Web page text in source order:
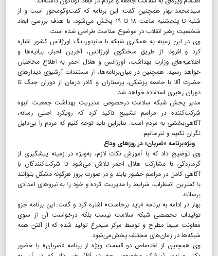
سیدمحمد بهار همچنین گفت: این برنامه که گفت‌وگو‌محور است و از
شنبه تا پنجشنبه ساعت ۱۸ تا ۱۹ پخش می‌شود، با هدف بررسی ابعاد
شخصیت رهبر انقلاب در موضوع سلامت طراحی شده است.
وی در این زمینه به همکاری شبکه با مانیتورینگ اورژانس کشور اشاره
کرد و افزود: از طریق سخنگوی اورژانس، آخرین اخبار، بیانیه‌ها و
اطلاعیه‌های وزارت بهداشت، اورژانس و هلال ‌احمر به اطلاع‌ مخاطبان
خواهد رسید. همچنین در میان‌برنامه‌ها، از مستندات آرشیوی دیدار‌های
حضرت آقا با جامعه پزشکی، پرستاران و کادر درمان از دوران جنگ تا
دوران رهبری استفاده خواهد شد.
مدیر پخش شبکه سلامت‌ در‌خصوص مدیریت بهداشت جمعیت انبوه
شرکت‌کننده در مراسم تشییع تاکید کرد که رویکرد اصلی رسانه،
آگاهی‌بخشی به مردم است. بنابراین باید توجه کنیم که مردم را بی‌دلیل
نگران نکنیم و نترسانیم.
ویژه‌برنامه «ضربان» در روزهای وداع
وی توضیح داد که با آموزش نکات لازم، به‌ویژه در زمینه پیشگیری از
گرمازدگی با مشارکت هلال ‌احمر تلاش می‌شود تا شرکت‌کنندگان با
آگاهی کامل در مراسم حضور یابند و در صورت بروز هرگونه مشکل بتوانند
با کمترین اضطراب، شرایط را مدیریت کرده و خود را به نیروهای امدادی
برسانند.
بهار در ادامه به برنامه «باید برخاست» اشاره کرد و گفت: این برنامه جزو
تولیدات تخصصی شبکه سلامت نیست بلکه درخواست آن از سوی
معاونت سیما مطرح و توسط مرکز سیمرغ تولید شده که از آنتن همه
شبکه‌ها در زمان‌های مختلف پخش‌می‌شود.
وی همچنین از اختصاص دو قسمت ویژه از برنامه «ضربان» با حضور